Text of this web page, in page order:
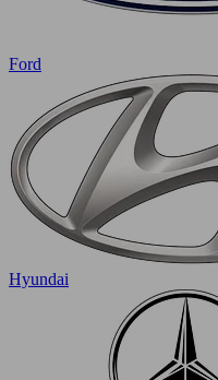
Ford
Hyundai